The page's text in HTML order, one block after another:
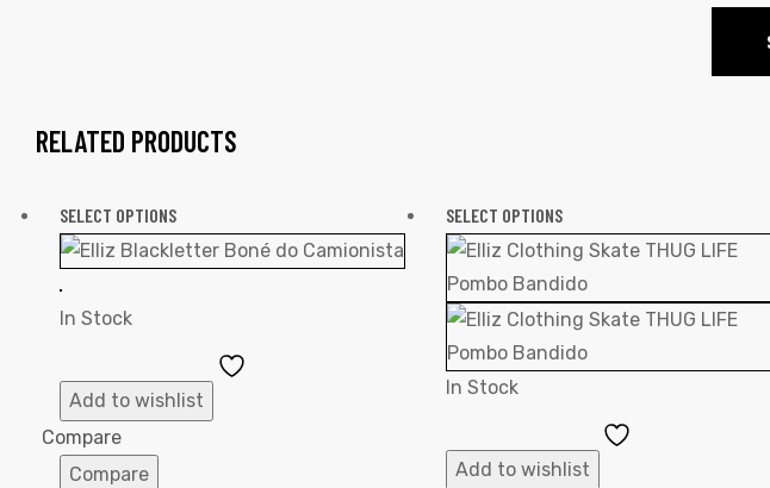
RELATED PRODUCTS
SELECT OPTIONS
In Stock
Add to wishlist
Compare
Compare
SELECT OPTIONS
In Stock
Add to wishlist